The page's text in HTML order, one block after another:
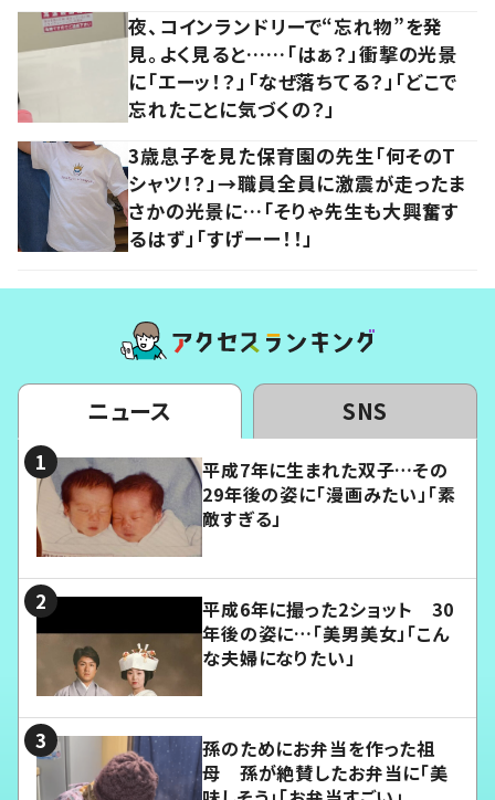
夜、コインランドリーで“忘れ物”を発
見。よく見ると……「はぁ？」衝撃の光景
に「エーッ！？」「なぜ落ちてる？」「どこで
忘れたことに気づくの？」
3歳息子を見た保育園の先生「何そのT
シャツ！？」→職員全員に激震が走ったま
さかの光景に…「そりゃ先生も大興奮す
るはず」「すげーー！！」
ニュース SNS
平成7年に生まれた双子…その
29年後の姿に「漫画みたい」「素
敵すぎる」
平成6年に撮った2ショット 30
年後の姿に…「美男美女」「こん
な夫婦になりたい」
孫のためにお弁当を作った祖
母 孫が絶賛したお弁当に「美